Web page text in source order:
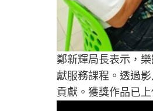
鄭新輝局長表示，
獻服務課程。透過
貢獻。獲獎作品已